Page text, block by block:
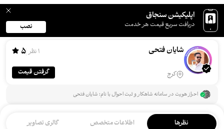
اپلیکیشن سنجاق
دریافت سریع قیمت هر خدمت نصب
شایان فتحی
کرج
1 نظر 5
گرفتن قیمت
احراز هویت در سامانه شاهکار و ثبت احوال با نام: شایان فتحی
نظرها اطلاعات متخصص گالری تصاویر